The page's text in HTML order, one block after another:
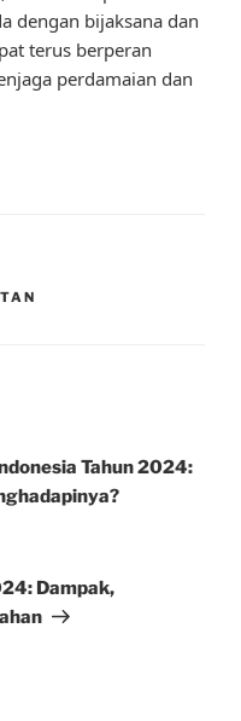
dengan bijaksana dan
terus berperan
perdamaian dan
Tahun 2024:
Dampak,